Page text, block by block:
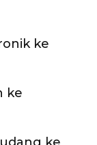
ke
ke